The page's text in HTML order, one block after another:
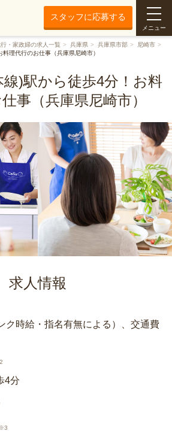
スタッフに応募する
メニュー
・家政婦の求人一覧 兵庫県 兵庫県市部
尼崎市
理代行のお仕事（兵庫県尼崎市）
線)駅から徒歩4分！お料
事（兵庫県尼崎市）
求人情報
ク時給・指名有無による）、交通費
4分